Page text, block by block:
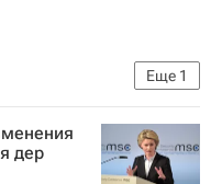
Еще 1
(FIDE)
дер